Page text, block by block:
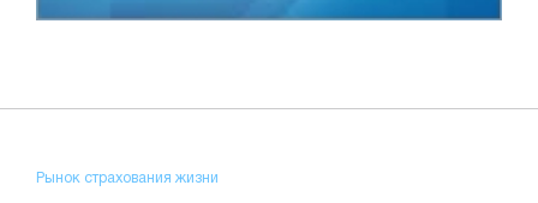
Рынок страхования жизни